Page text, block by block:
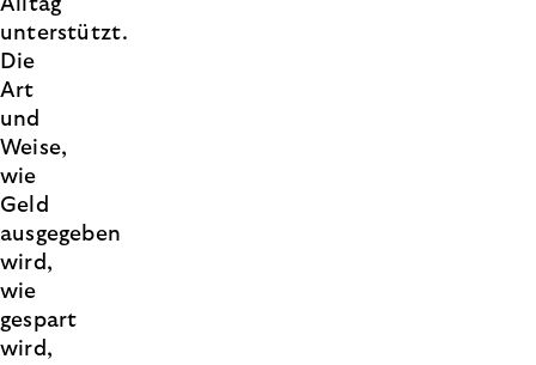
Alltag
unterstützt.
Die
Art
und
Weise,
wie
Geld
ausgegeben
wird,
wie
gespart
wird,